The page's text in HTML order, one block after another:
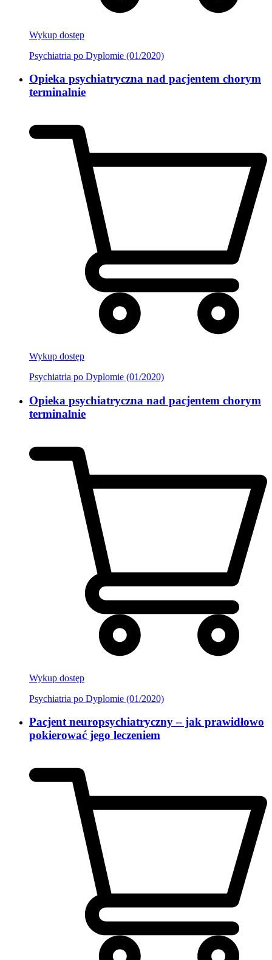
Wykup dostęp
Psychiatria po Dyplomie (01/2020)
Opieka psychiatryczna nad pacjentem chorym
terminalnie
Wykup dostęp
Psychiatria po Dyplomie (01/2020)
Opieka psychiatryczna nad pacjentem chorym
terminalnie
Wykup dostęp
Psychiatria po Dyplomie (01/2020)
Pacjent neuropsychiatryczny – jak prawidłowo
pokierować jego leczeniem